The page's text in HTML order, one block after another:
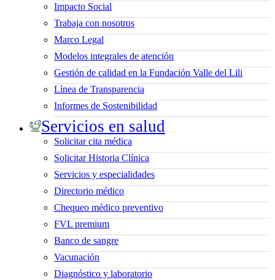
Impacto Social
Trabaja con nosotros
Marco Legal
Modelos integrales de atención
Gestión de calidad en la Fundación Valle del Lili
Línea de Transparencia
Informes de Sostenibilidad
Servicios en salud
Solicitar cita médica
Solicitar Historia Clínica
Servicios y especialidades
Directorio médico
Chequeo médico preventivo
FVL premium
Banco de sangre
Vacunación
Diagnóstico y laboratorio